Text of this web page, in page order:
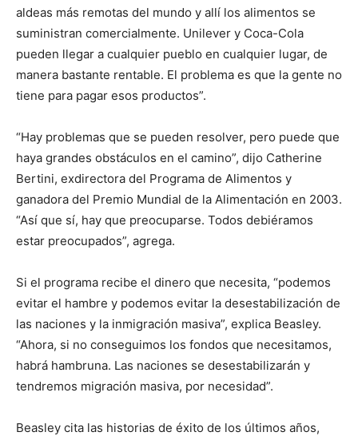
aldeas más remotas del mundo y allí los alimentos se
suministran comercialmente. Unilever y Coca-Cola
pueden llegar a cualquier pueblo en cualquier lugar, de
manera bastante rentable. El problema es que la gente no
tiene para pagar esos productos”.
“Hay problemas que se pueden resolver, pero puede que
haya grandes obstáculos en el camino”, dijo Catherine
Bertini, exdirectora del Programa de Alimentos y
ganadora del Premio Mundial de la Alimentación en 2003.
“Así que sí, hay que preocuparse. Todos debiéramos
estar preocupados”, agrega.
Si el programa recibe el dinero que necesita, “podemos
evitar el hambre y podemos evitar la desestabilización de
las naciones y la inmigración masiva”, explica Beasley.
“Ahora, si no conseguimos los fondos que necesitamos,
habrá hambruna. Las naciones se desestabilizarán y
tendremos migración masiva, por necesidad”.
Beasley cita las historias de éxito de los últimos años,